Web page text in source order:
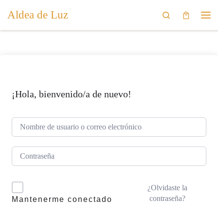
Saltar al contenido
Aldea de Luz
Search
¡Hola, bienvenido/a de nuevo!
Mantenerme conectado
¿Olvidaste la
contraseña?